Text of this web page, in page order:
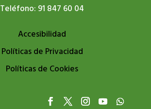
Teléfono: 91 847 60 04
Accesibilidad
Políticas de Privacidad
Políticas de Cookies